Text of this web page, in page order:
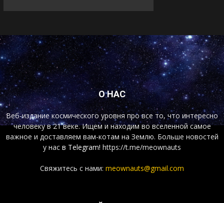
О НАС
Веб-издание космического уровня про все то, что интересно
человеку в 21 веке. Ищем и находим во вселенной самое
важное и доставляем вам-котам на Землю. Больше новостей
у нас в Telegram! https://t.me/meownauts
Свяжитесь с нами: meownauts@gmail.com